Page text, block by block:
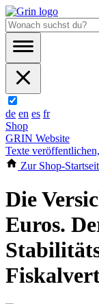
de en es fr
Shop
GRIN Website
Texte
Zur Shop-
Die
Euros.